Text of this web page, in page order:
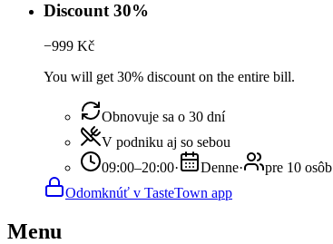
Discount 30%
−999 Kč
You will get 30% discount on the entire bill.
Obnovuje sa o 30 dní
V podniku aj so sebou
09:00–20:00· Denne·
pre 10 osôb
Odomknúť v TasteTown app
Menu